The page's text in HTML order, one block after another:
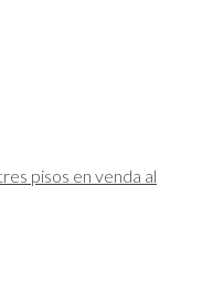
pisos en venda al